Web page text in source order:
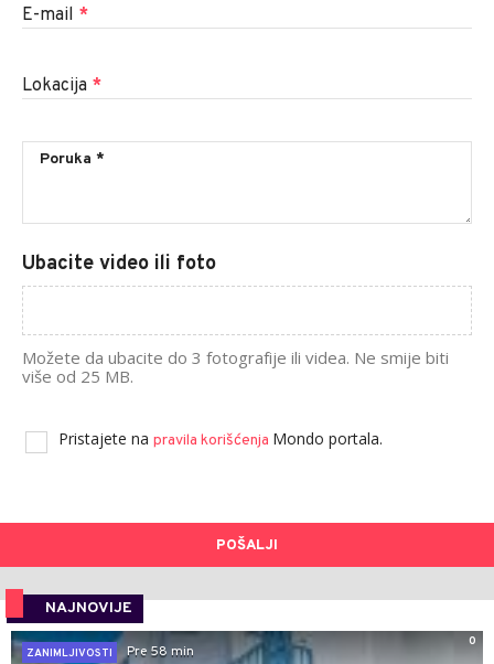
E-mail *
Lokacija *
Ubacite video ili foto
Možete da ubacite do 3 fotografije ili videa. Ne smije biti
više od 25 MB.
Pristajete na pravila korišćenja Mondo portala.
POŠALJI
NAJNOVIJE
0
ZANIMLJIVOSTI
Pre 58 min